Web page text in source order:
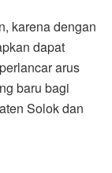
karena dengan
dapat
arus
baru bagi
Solok dan